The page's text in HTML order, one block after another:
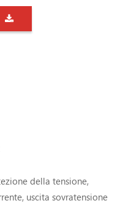
della tensione,
uscita sovratensione